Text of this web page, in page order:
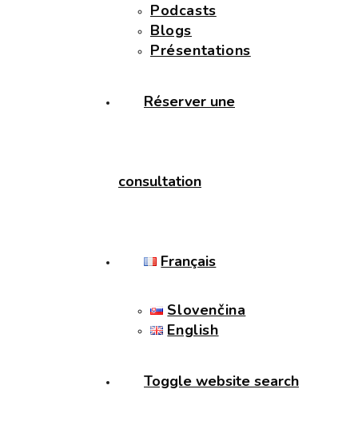
Podcasts
Blogs
Présentations
Réserver une
consultation
Français
Slovenčina
English
Toggle website search